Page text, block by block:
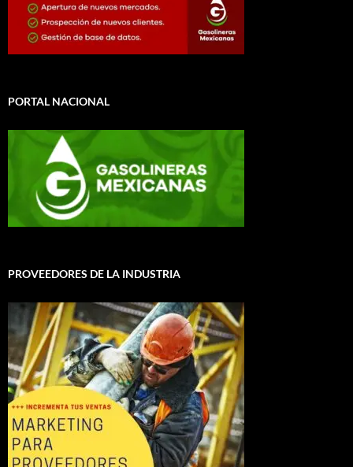
PORTAL NACIONAL
PROVEEDORES DE LA INDUSTRIA